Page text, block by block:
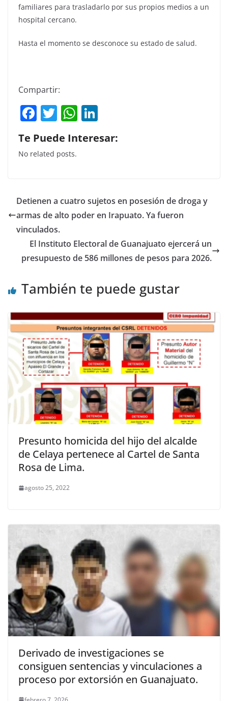
familiares para trasladarlo por sus propios medios a un
hospital cercano.
Hasta el momento se desconoce su estado de salud.
Compartir:
F
a
c
e
o
o
k
T
w
itt
er
W
h
at
p
p
k
n
Te Puede Interesar:
No related posts.
Detienen a cuatro sujetos en posesión de droga y
armas de alto poder en Irapuato. Ya fueron
vinculados.
El Instituto Electoral de Guanajuato ejercerá un
presupuesto de 586 millones de pesos para 2026.
También te puede gustar
Presunto homicida del hijo del alcalde
de Celaya pertenece al Cartel de Santa
Rosa de Lima.
agosto 25, 2022
Derivado de investigaciones se
consiguen sentencias y vinculaciones a
proceso por extorsión en Guanajuato.